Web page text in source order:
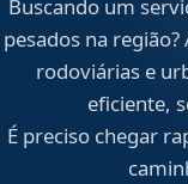
Buscando um
pesados na
rodoviárias e
eficiente,
É preciso chegar